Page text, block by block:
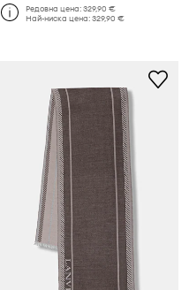
Редовна цена:329,90 €
Най-ниска цена:329,90 €